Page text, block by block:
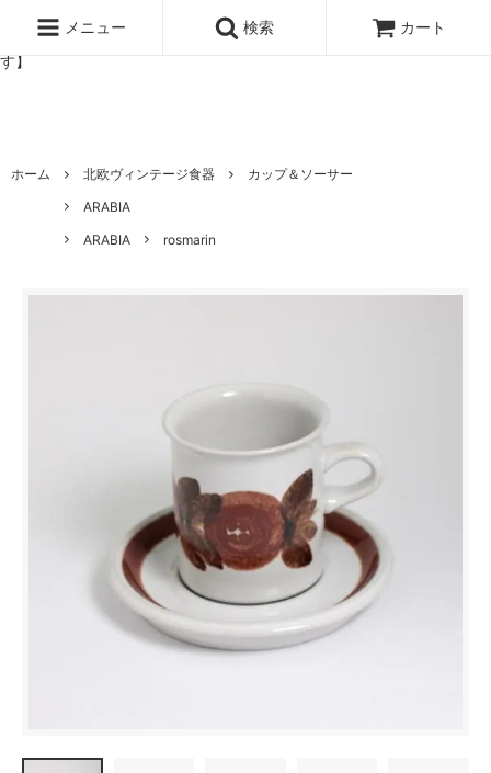
ッタのオンラインストア【アラビア,クイストゴーなどの北欧ヴィンテ
ージ食器,雅峰窯やソルテグラスジュエリーなどの作家の作品が並びま
す】
メニュー 検索 カート
ホーム 北欧ヴィンテージ食器
カップ＆ソーサー
ARABIA
ARABIA
rosmarin